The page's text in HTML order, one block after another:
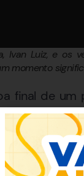
Ivan Luiz, e os
momento
final de um
da
as